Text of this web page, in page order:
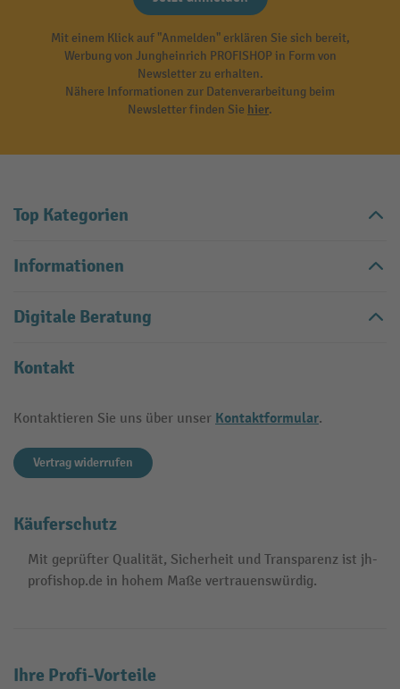
Mit einem Klick auf "Anmelden" erklären Sie sich bereit,
Werbung von Jungheinrich PROFISHOP in Form von
Newsletter zu erhalten.
Nähere Informationen zur Datenverarbeitung beim
Newsletter finden Sie hier.
Top Kategorien
Informationen
Digitale Beratung
Kontakt
Kontaktieren Sie uns über unser Kontaktformular.
Vertrag widerrufen
Käuferschutz
Mit geprüfter Qualität, Sicherheit und Transparenz ist jh-
profishop.de in hohem Maße vertrauenswürdig.
Ihre Profi-Vorteile